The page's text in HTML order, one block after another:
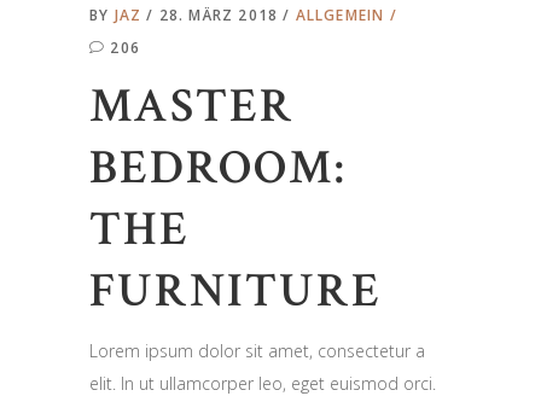
BY JAZ 28. MÄRZ 2018
ALLGEMEIN
206
MASTER
BEDROOM:
THE
FURNITURE
Lorem ipsum dolor sit amet, consectetur a
elit. In ut ullamcorper leo, eget euismod orci.